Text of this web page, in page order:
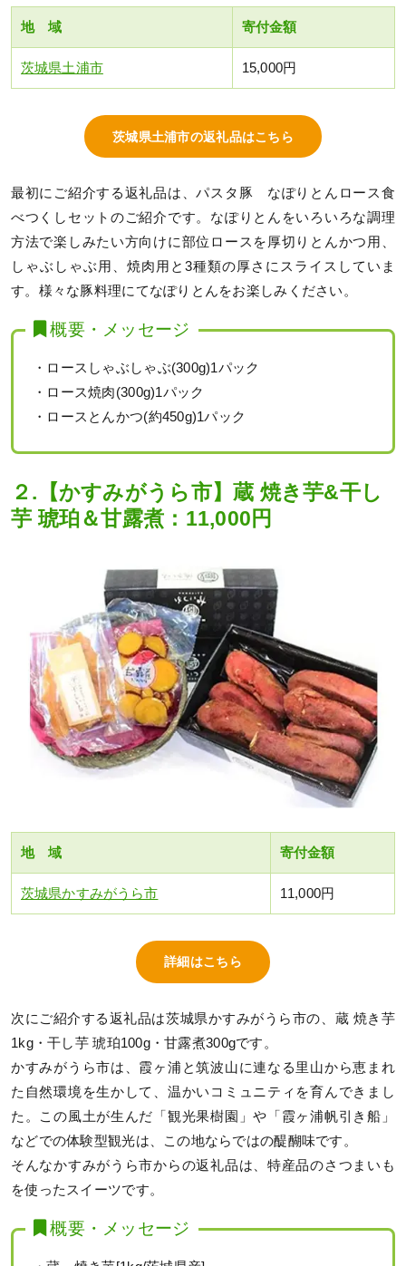
地 域 寄付金額
茨城県土浦市 15,000円
茨城県土浦市の返礼品はこちら
最初にご紹介する返礼品は、パスタ豚 なぽりとんロース食
べつくしセットのご紹介です。なぽりとんをいろいろな調理
方法で楽しみたい方向けに部位ロースを厚切りとんかつ用、
しゃぶしゃぶ用、焼肉用と3種類の厚さにスライスしていま
す。様々な豚料理にてなぽりとんをお楽しみください。
概要・メッセージ
・ロースしゃぶしゃぶ(300g)1パック
・ロース焼肉(300g)1パック
・ロースとんかつ(約450g)1パック
２.【かすみがうら市】蔵 焼き芋&干し
芋 琥珀＆甘露煮：11,000円
地 域 寄付金額
茨城県かすみがうら市 11,000円
詳細はこちら
次にご紹介する返礼品は茨城県かすみがうら市の、蔵 焼き芋
1kg・干し芋 琥珀100g・甘露煮300gです。
かすみがうら市は、霞ヶ浦と筑波山に連なる里山から恵まれ
た自然環境を生かして、温かいコミュニティを育んできまし
た。この風土が生んだ「観光果樹園」や「霞ヶ浦帆引き船」
などでの体験型観光は、この地ならではの醍醐味です。
そんなかすみがうら市からの返礼品は、特産品のさつまいも
を使ったスイーツです。
概要・メッセージ